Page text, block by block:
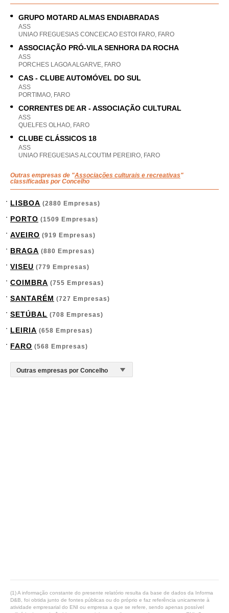
GRUPO MOTARD ALMAS ENDIABRADAS
ASS
UNIAO FREGUESIAS CONCEICAO ESTOI FARO, FARO
ASSOCIAÇÃO PRÓ-VILA SENHORA DA ROCHA
ASS
PORCHES LAGOA ALGARVE, FARO
CAS - CLUBE AUTOMÓVEL DO SUL
ASS
PORTIMAO, FARO
CORRENTES DE AR - ASSOCIAÇÃO CULTURAL
ASS
QUELFES OLHAO, FARO
CLUBE CLÁSSICOS 18
ASS
UNIAO FREGUESIAS ALCOUTIM PEREIRO, FARO
Outras empresas de "Associações culturais e recreativas"
classificadas por Concelho
LISBOA (2880 Empresas)
PORTO (1509 Empresas)
AVEIRO (919 Empresas)
BRAGA (880 Empresas)
VISEU (779 Empresas)
COIMBRA (755 Empresas)
SANTARÉM (727 Empresas)
SETÚBAL (708 Empresas)
LEIRIA (658 Empresas)
FARO (568 Empresas)
(1) A informação constante do presente relatório resulta da base de dados da Informa
D&B, foi obtida junto de fontes públicas ou do próprio e faz referência unicamente à
atividade empresarial do ENI ou empresa a que se refere, sendo apenas possível